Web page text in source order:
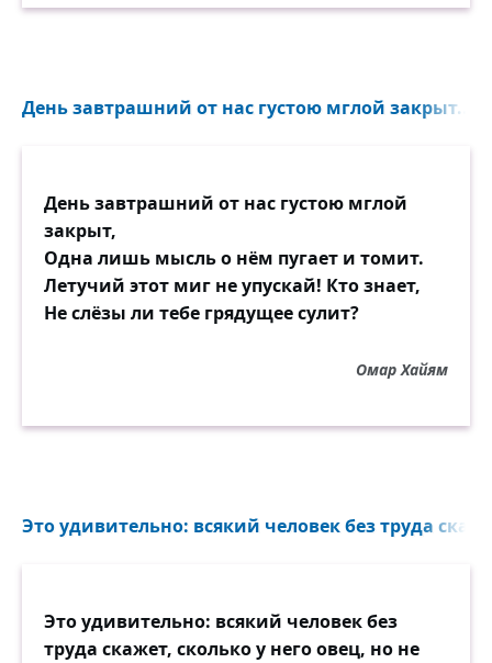
День завтрашний от нас густою мглой закрыт...
День завтрашний от нас густою мглой
закрыт,
Одна лишь мысль о нём пугает и томит.
Летучий этот миг не упускай! Кто знает,
Не слёзы ли тебе грядущее сулит?
Омар Хайям
Это удивительно: всякий человек без труда
Это удивительно: всякий человек без
труда скажет, сколько у него овец, но не